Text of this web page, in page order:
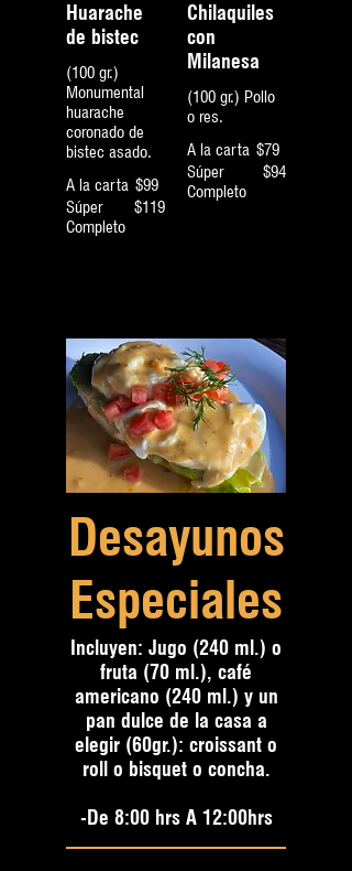
Huarache
de bistec
(100 gr.)
Monumental
huarache
coronado de
bistec asado.
A la carta $99
Súper
Completo
$119
Chilaquiles
con
Milanesa
(100 gr.) Pollo
o res.
A la carta $79
Súper
Completo
$94
Desayunos
Especiales
Incluyen: Jugo (240 ml.) o
fruta (70 ml.), café
americano (240 ml.) y un
pan dulce de la casa a
elegir (60gr.): croissant o
roll o bisquet o concha.
-De 8:00 hrs A 12:00hrs